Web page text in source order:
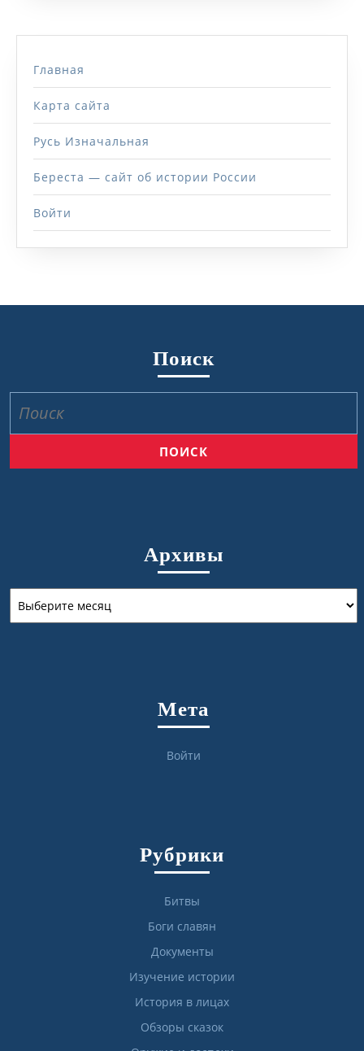
Главная
Карта сайта
Русь Изначальная
Береста — сайт об истории России
Войти
Поиск
Архивы
Мета
Войти
Рубрики
Битвы
Боги славян
Документы
Изучение истории
История в лицах
Обзоры сказок